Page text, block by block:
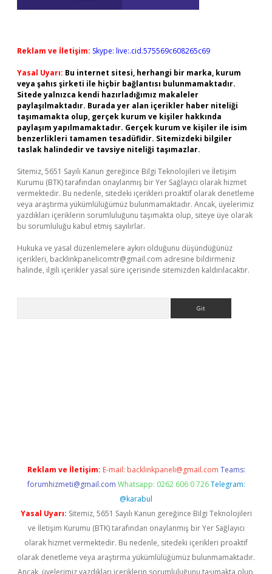
Reklam ve İletişim: Skype: live:.cid.575569c608265c69
Yasal Uyarı: Bu internet sitesi, herhangi bir marka, kurum
veya şahıs şirketi ile hiçbir bağlantısı bulunmamaktadır.
Sitede yalnızca kendi hazırladığımız makaleler
paylaşılmaktadır. Burada yer alan içerikler haber niteliği
taşımamakta olup, gerçek kurum ve kişiler hakkında
paylaşım yapılmamaktadır. Gerçek kurum ve kişiler ile isim
benzerlikleri tamamen tesadüfidir. Sitemizdeki bilgiler
taslak halindedir ve tavsiye niteliği taşımazlar.
Sitemiz, 5651 Sayılı Kanun gereğince Bilgi Teknolojileri ve İletişim
Kurumu (BTK) tarafından onaylanmış bir Yer Sağlayıcı olarak hizmet
vermektedir. Bu nedenle, sitedeki içerikleri proaktif olarak denetleme
veya araştırma yükümlülüğümüz bulunmamaktadır. Ancak, üyelerimiz
yazdıkları içeriklerin sorumluluğunu taşımakta olup, siteye üye olarak
bu sorumluluğu kabul etmiş sayılırlar.
Hukuka ve yasal düzenlemelere aykırı olduğunu düşündüğünüz
içerikleri, backlinkpanelicomtr@gmail.com adresine bildirmeniz
halinde, ilgili içerikler yasal süre içerisinde sitemizden kaldırılacaktır.
Reklam ve İletişim: E-mail: backlinkpaneli@gmail.com Teams:
forumhizmeti@gmail.com Whatsapp: 0262 606 0 726 Telegram:
@karabul
Yasal Uyarı: Sitemiz, 5651 Sayılı Kanun gereğince Bilgi Teknolojileri
ve İletişim Kurumu (BTK) tarafından onaylanmış bir Yer Sağlayıcı
olarak hizmet vermektedir. Bu nedenle, sitedeki içerikleri proaktif
olarak denetleme veya araştırma yükümlülüğümüz bulunmamaktadır.
Ancak, üyelerimiz yazdıkları içeriklerin sorumluluğunu taşımakta olup,